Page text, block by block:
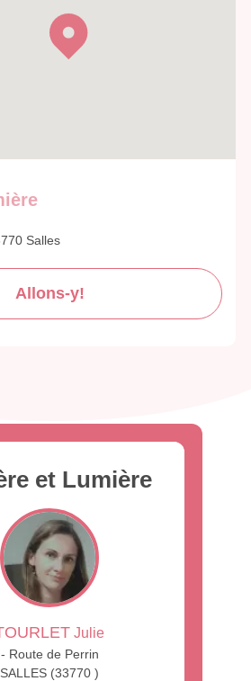
Salles
Allons-y!
et Lumière
Julie
- Route de Perrin
SALLES (33770 )